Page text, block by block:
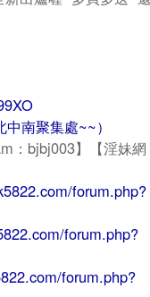
南聚集處~~）
：bjbj003】【淫妹
forum.php?
forum.php?
forum.php?